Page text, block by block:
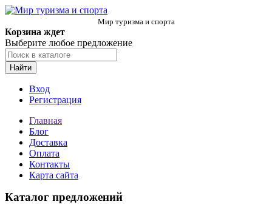
Мир туризма и спорта
Корзина ждет
Выберите любое предложение
Найти
Вход
Регистрация
Главная
Блог
Доставка
Оплата
Контакты
Карта сайта
Каталог предложений